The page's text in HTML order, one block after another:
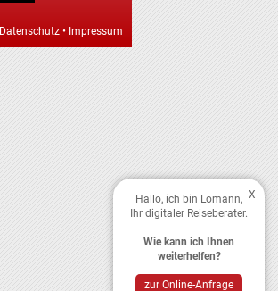
Datenschutz• Impressum
X
Hallo, ich bin Lomann,
Ihr digitaler Reiseberater.
Wie kann ich Ihnen
weiterhelfen?
zur Online-Anfrage